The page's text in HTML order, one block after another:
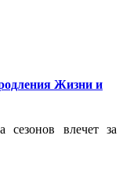
Жизни и
сезонов влечет за